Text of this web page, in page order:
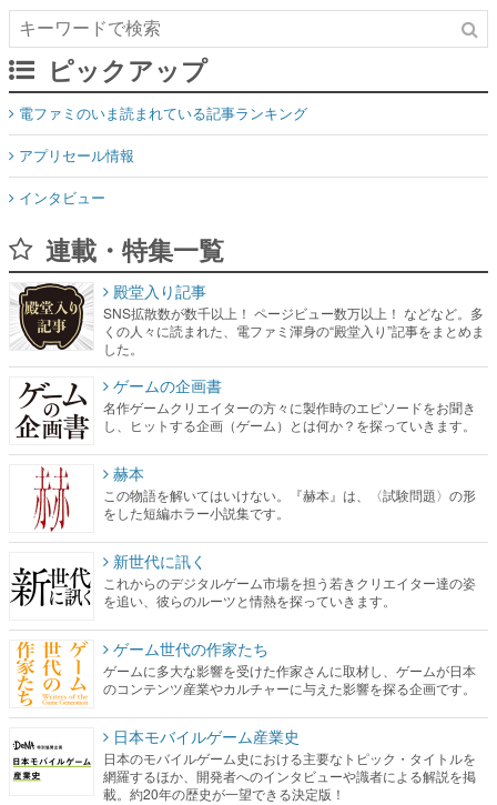
ピックアップ
電ファミのいま読まれている記事ランキング
アプリセール情報
インタビュー
連載・特集一覧
殿堂入り記事
SNS拡散数が数千以上！ ページビュー数万以上！ などなど。多
くの人々に読まれた、電ファミ渾身の“殿堂入り”記事をまとめま
した。
ゲームの企画書
名作ゲームクリエイターの方々に製作時のエピソードをお聞き
し、ヒットする企画（ゲーム）とは何か？を探っていきます。
赫本
この物語を解いてはいけない。『赫本』は、〈試験問題〉の形
をした短編ホラー小説集です。
新世代に訊く
これからのデジタルゲーム市場を担う若きクリエイター達の姿
を追い、彼らのルーツと情熱を探っていきます。
ゲーム世代の作家たち
ゲームに多大な影響を受けた作家さんに取材し、ゲームが日本
のコンテンツ産業やカルチャーに与えた影響を探る企画です。
日本モバイルゲーム産業史
日本のモバイルゲーム史における主要なトピック・タイトルを
網羅するほか、開発者へのインタビューや識者による解説を掲
載。約20年の歴史が一望できる決定版！